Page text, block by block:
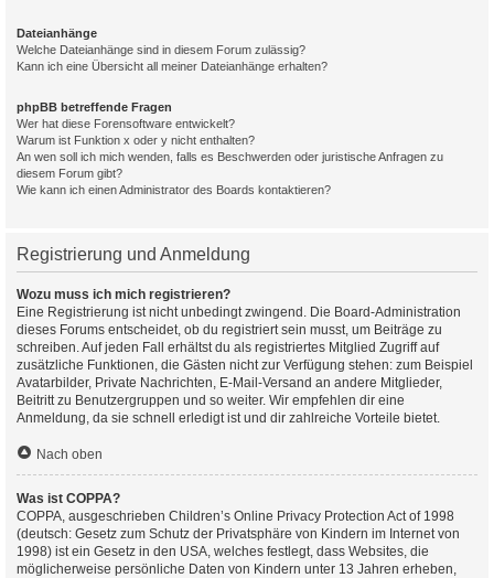
Dateianhänge
Welche Dateianhänge sind in diesem Forum zulässig?
Kann ich eine Übersicht all meiner Dateianhänge erhalten?
phpBB betreffende Fragen
Wer hat diese Forensoftware entwickelt?
Warum ist Funktion x oder y nicht enthalten?
An wen soll ich mich wenden, falls es Beschwerden oder juristische Anfragen zu
diesem Forum gibt?
Wie kann ich einen Administrator des Boards kontaktieren?
Registrierung und Anmeldung
Wozu muss ich mich registrieren?
Eine Registrierung ist nicht unbedingt zwingend. Die Board-Administration
dieses Forums entscheidet, ob du registriert sein musst, um Beiträge zu
schreiben. Auf jeden Fall erhältst du als registriertes Mitglied Zugriff auf
zusätzliche Funktionen, die Gästen nicht zur Verfügung stehen: zum Beispiel
Avatarbilder, Private Nachrichten, E-Mail-Versand an andere Mitglieder,
Beitritt zu Benutzergruppen und so weiter. Wir empfehlen dir eine
Anmeldung, da sie schnell erledigt ist und dir zahlreiche Vorteile bietet.
Nach oben
Was ist COPPA?
COPPA, ausgeschrieben Children’s Online Privacy Protection Act of 1998
(deutsch: Gesetz zum Schutz der Privatsphäre von Kindern im Internet von
1998) ist ein Gesetz in den USA, welches festlegt, dass Websites, die
möglicherweise persönliche Daten von Kindern unter 13 Jahren erheben,